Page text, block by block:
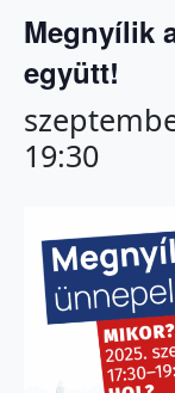
Megnyílik
együtt!
19:30